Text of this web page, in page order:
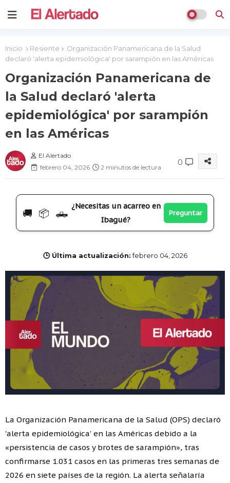
Inicio Resiente
Organización Panamericana de la Salud
declaró 'alerta epidemiológica' por sarampión en las Américas
Organización Panamericana de
la Salud declaró 'alerta
epidemiológica' por sarampión
en las Américas
El Alertado
febrero 04, 2026
2 minutos de lectura
0
🚚 📦 🛻
¿Necesitas un acarreo en
Ibagué?
Preguntar
🕒 Última actualización: febrero 04, 2026
La Organización Panamericana de la Salud (OPS) declaró
'alerta epidemiológica' en las Américas debido a la
«persistencia de casos y brotes de sarampión», tras
confirmarse 1.031 casos en las primeras tres semanas de
2026 en siete países de la región. La alerta señalaría